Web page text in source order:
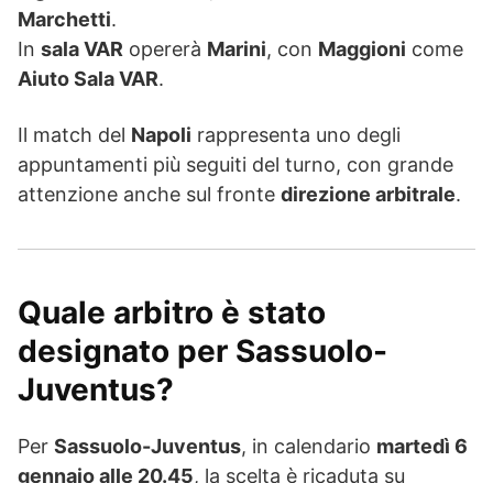
Marchetti.
In sala VAR opererà Marini, con Maggioni come
Aiuto Sala VAR.
Il match del Napoli rappresenta uno degli
appuntamenti più seguiti del turno, con grande
attenzione anche sul fronte direzione arbitrale.
Quale arbitro è stato
designato per Sassuolo-
Juventus?
Per Sassuolo-Juventus, in calendario martedì 6
gennaio alle 20.45, la scelta è ricaduta su